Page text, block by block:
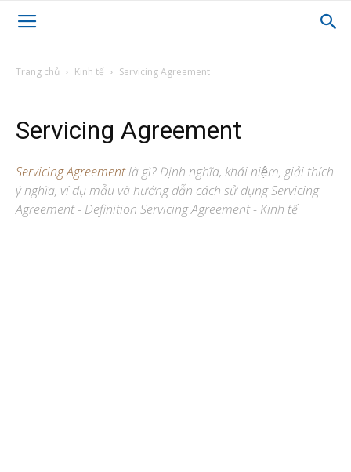
Trang chủ Kinh tế Servicing Agreement
Servicing Agreement
Servicing Agreementlà gì? Định nghĩa, khái niệm, giải thích
ý nghĩa, ví dụ mẫu và hướng dẫn cách sử dụng Servicing
Agreement - Definition Servicing Agreement - Kinh tế